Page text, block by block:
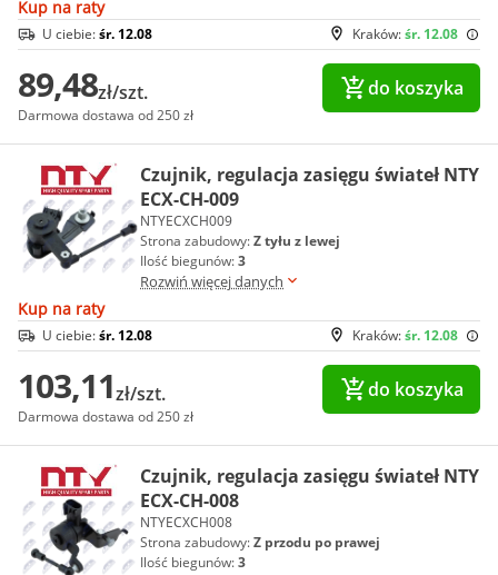
Kup na raty
Kraków:śr. 12.08
U ciebie:śr. 12.08
89,48zł/szt.
Darmowa dostawa od 250 zł
do koszyka
Czujnik, regulacja zasięgu świateł NTY
ECX-CH-009
NTYECXCH009
Strona zabudowy:Z tyłu z lewej
Ilość biegunów:3
Rozwiń więcej danych
Kup na raty
Kraków:śr. 12.08
U ciebie:śr. 12.08
103,11zł/szt.
Darmowa dostawa od 250 zł
do koszyka
Czujnik, regulacja zasięgu świateł NTY
ECX-CH-008
NTYECXCH008
Strona zabudowy:Z przodu po prawej
Ilość biegunów:3